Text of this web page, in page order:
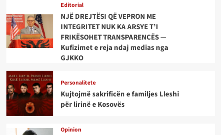
Editorial
NJË DREJTËSI QË VEPRON ME
INTEGRITET NUK KA ARSYE T’I
FRIKËSOHET TRANSPARENCËS —
Kufizimet e reja ndaj medias nga
GJKKO
Personalitete
Kujtojmë sakrificën e familjes Lleshi
për lirinë e Kosovës
Opinion